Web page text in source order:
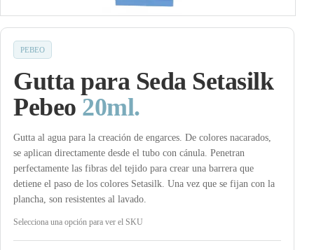
PEBEO
Gutta para Seda Setasilk
Pebeo 20ml.
Gutta al agua para la creación de engarces. De colores nacarados,
se aplican directamente desde el tubo con cánula. Penetran
perfectamente las fibras del tejido para crear una barrera que
detiene el paso de los colores Setasilk. Una vez que se fijan con la
plancha, son resistentes al lavado.
Selecciona una opción para ver el SKU